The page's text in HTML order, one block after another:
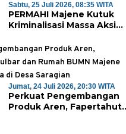
Sabtu, 25 Juli 2026, 08:35 WITA
PERMAHI Majene Kutuk
Kriminalisasi Massa Aksi
Desak Kapolda Sulbar
Bebaskan Dua Warga yang
Ditangkap
Jumat, 24 Juli 2026, 20:30 WITA
Perkuat Pengembangan
Produk Aren, Fapertahut